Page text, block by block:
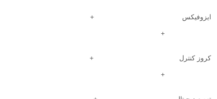
ایزوفیکس +
+
کروز کنترل +
+